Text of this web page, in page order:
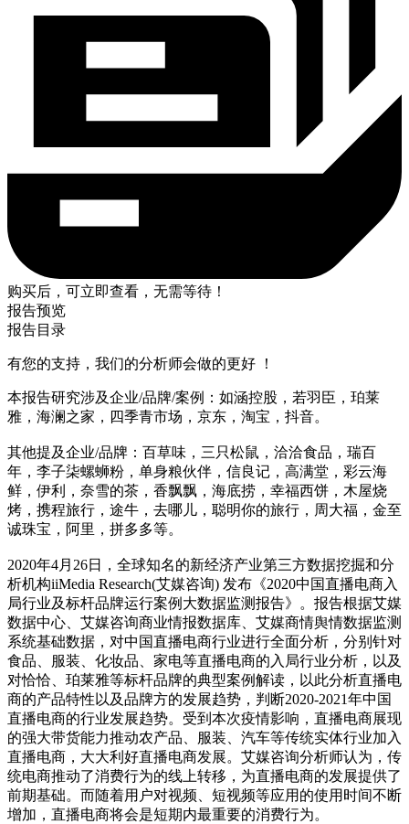
购买后，可立即查看，无需等待！
报告预览
报告目录
有您的支持，我们的分析师会做的更好 ！
本报告研究涉及企业/品牌/案例：如涵控股，若羽臣，珀莱
雅，海澜之家，四季青市场，京东，淘宝，抖音。
其他提及企业/品牌：百草味，三只松鼠，洽洽食品，瑞百
年，李子柒螺蛳粉，单身粮伙伴，信良记，高满堂，彩云海
鲜，伊利，奈雪的茶，香飘飘，海底捞，幸福西饼，木屋烧
烤，携程旅行，途牛，去哪儿，聪明你的旅行，周大福，金至
诚珠宝，阿里，拼多多等。
2020年4月26日，全球知名的新经济产业第三方数据挖掘和分
析机构iiMedia Research(艾媒咨询) 发布《2020中国直播电商入
局行业及标杆品牌运行案例大数据监测报告》。报告根据艾媒
数据中心、艾媒咨询商业情报数据库、艾媒商情舆情数据监测
系统基础数据，对中国直播电商行业进行全面分析，分别针对
食品、服装、化妆品、家电等直播电商的入局行业分析，以及
对恰恰、珀莱雅等标杆品牌的典型案例解读，以此分析直播电
商的产品特性以及品牌方的发展趋势，判断2020-2021年中国
直播电商的行业发展趋势。受到本次疫情影响，直播电商展现
的强大带货能力推动农产品、服装、汽车等传统实体行业加入
直播电商，大大利好直播电商发展。艾媒咨询分析师认为，传
统电商推动了消费行为的线上转移，为直播电商的发展提供了
前期基础。而随着用户对视频、短视频等应用的使用时间不断
增加，直播电商将会是短期内最重要的消费行为。